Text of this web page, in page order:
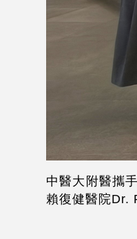
中醫大附醫攜
賴復健醫院Dr.